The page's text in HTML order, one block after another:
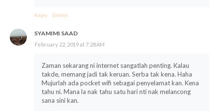
Reply Delete
SYAMIMI SAAD
February 22, 2019 at 7:28 AM
Zaman sekarang ni internet sangatlah penting. Kalau
takde, memang jadi tak keruan. Serba tak kena. Haha
Mujurlah ada pocket wifi sebagai penyelamat kan. Kena
tahu ni. Mana la nak tahu satu hari nti nak melancong
sana sini kan.